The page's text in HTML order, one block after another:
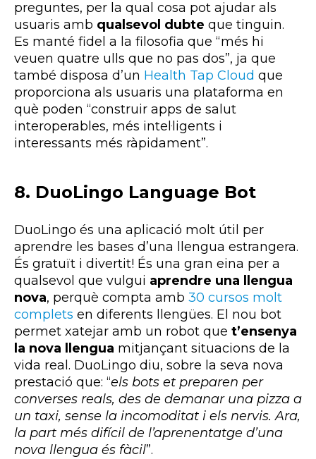
preguntes, per la qual cosa pot ajudar als
usuaris amb qualsevol dubte que tinguin.
Es manté fidel a la filosofia que “més hi
veuen quatre ulls que no pas dos”, ja que
també disposa d’un Health Tap Cloud que
proporciona als usuaris una plataforma en
què poden “construir apps de salut
interoperables, més intel·ligents i
interessants més ràpidament”.
8. DuoLingo Language Bot
DuoLingo és una aplicació molt útil per
aprendre les bases d’una llengua estrangera.
És gratuït i divertit! És una gran eina per a
qualsevol que vulgui aprendre una llengua
nova, perquè compta amb 30 cursos molt
complets en diferents llengües. El nou bot
permet xatejar amb un robot que t’ensenya
la nova llengua mitjançant situacions de la
vida real. DuoLingo diu, sobre la seva nova
prestació que: “els bots et preparen per
converses reals, des de demanar una pizza a
un taxi, sense la incomoditat i els nervis. Ara,
la part més difícil de l’aprenentatge d’una
nova llengua és fàcil”.